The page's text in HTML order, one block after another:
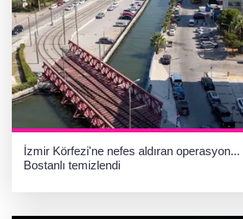
İzmir Körfezi'ne nefes aldıran
Bostanlı temizlendi